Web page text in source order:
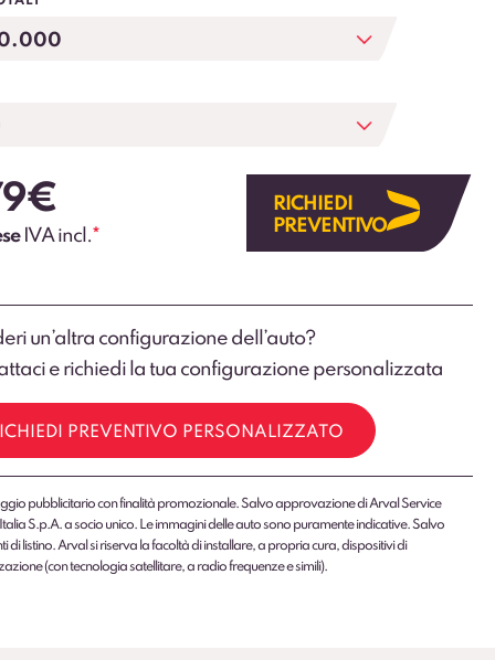
€
IVA incl.*
RICHIEDI
PREVENTIVO
un’altra configurazione dell’auto?
e richiedi la tua configurazione personalizzata
PREVENTIVO PERSONALIZZATO
pubblicitario con finalità promozionale. Salvo approvazione di Arval Service
S.p.A. a socio unico. Le immagini delle auto sono puramente indicative. Salvo
di listino. Arval si riserva la facoltà di installare, a propria cura, dispositivi di
(con tecnologia satellitare, a radio frequenze e simili).